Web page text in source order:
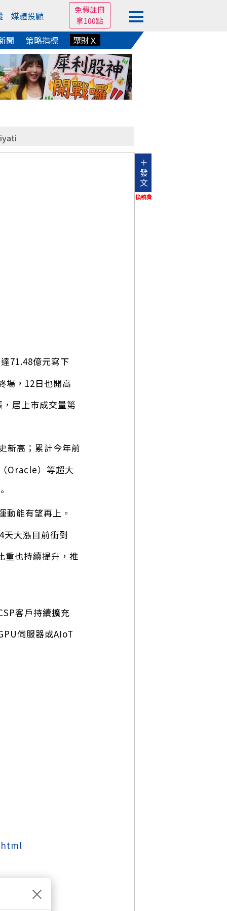
媒體投顧
免費註冊
拿100點
聞 策略指標 聚財Ｘ
＋
發
文
換稿費
71.48億元寫下
場，12日也開高
居上市成交量第
新高；累計今年前
Oracle）等超大
動能有望再上。
天大漲目前衝到
重也持續提升，推
客戶持續擴充
伺服器或AIoT
×